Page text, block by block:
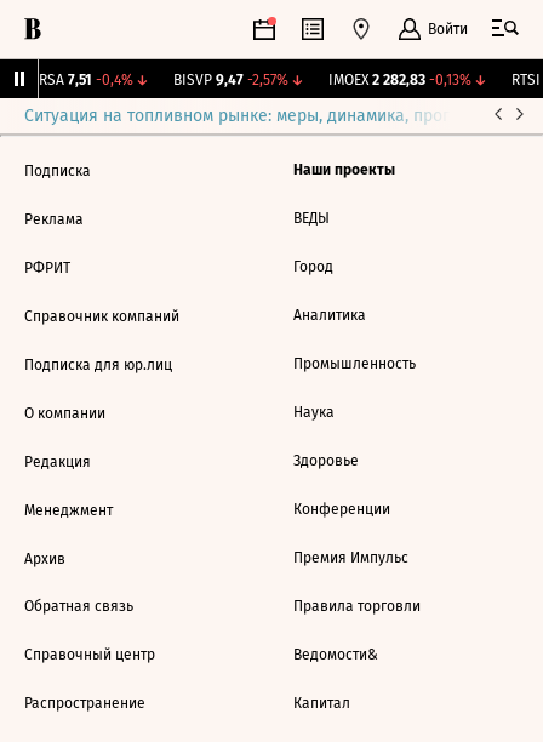
Войти
ARSA 7,51 -0,4%↓ BISVP 9,47 -2,57%↓ IMOEX 2 282,83 -0,13%↓ RTSI
Ситуация на топливном рынке: меры, динамика, прогнозы
Подписка
Реклама
РФРИТ
Справочник компаний
Подписка для юр.лиц
О компании
Редакция
Менеджмент
Архив
Обратная связь
Справочный центр
Распространение
Наши проекты
ВЕДЫ
Город
Аналитика
Промышленность
Наука
Здоровье
Конференции
Премия Импульс
Правила торговли
Ведомости&
Капитал